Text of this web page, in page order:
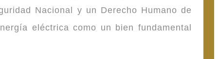
Nacional y un Derecho Humano de
eléctrica como un bien fundamental